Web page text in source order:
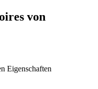
von
Eigenschaften